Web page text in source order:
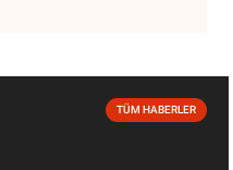
TÜM HABERLER